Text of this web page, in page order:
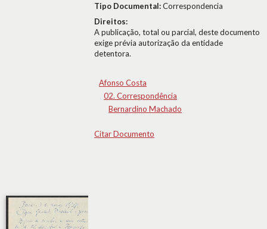
Tipo Documental:Correspondencia
Direitos:
A publicação, total ou parcial, deste documento
exige prévia autorização da entidade
detentora.
Afonso Costa
02. Correspondência
Bernardino Machado
Citar Documento